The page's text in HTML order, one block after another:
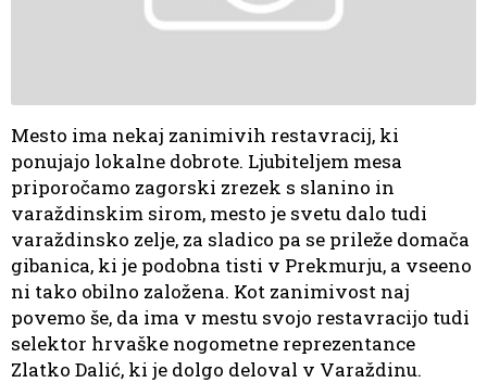
Mesto ima nekaj zanimivih restavracij, ki
ponujajo lokalne dobrote. Ljubiteljem mesa
priporočamo zagorski zrezek s slanino in
varaždinskim sirom, mesto je svetu dalo tudi
varaždinsko zelje, za sladico pa se prileže domača
gibanica, ki je podobna tisti v Prekmurju, a vseeno
ni tako obilno založena. Kot zanimivost naj
povemo še, da ima v mestu svojo restavracijo tudi
selektor hrvaške nogometne reprezentance
Zlatko Dalić, ki je dolgo deloval v Varaždinu.